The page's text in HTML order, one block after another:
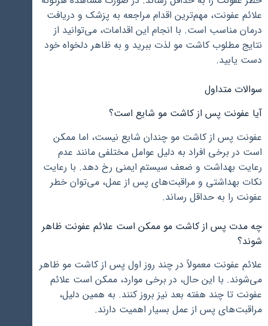
علائم عفونت، مهم‌ترین اقدام مراجعه به پزشک و دریافت
درمان مناسب است. با انجام این اقدامات، می‌توانید از
نتایج مطلوب کاشت مو لذت ببرید و به ظاهر دلخواه خود
دست یابید.
سوالات متداول
آیا عفونت پس از کاشت مو شایع است؟
عفونت پس از کاشت مو چندان شایع نیست، اما ممکن
است در برخی افراد به دلیل عوامل مختلفی مانند عدم
رعایت بهداشت و ضعف سیستم ایمنی رخ دهد. با رعایت
نکات بهداشتی و مراقبت‌های پس از عمل، می‌توان خطر
عفونت را به حداقل رساند.
چه مدت پس از کاشت مو ممکن است علائم عفونت ظاهر
شوند؟
علائم عفونت معمولاً در چند روز اول پس از کاشت مو ظاهر
می‌شوند. با این حال، در برخی موارد، ممکن است علائم
عفونت تا چند هفته بعد نیز بروز کنند. به همین دلیل،
مراقبت‌های پس از عمل بسیار اهمیت دارند.